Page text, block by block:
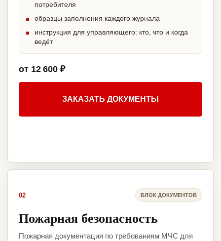
потребителя
образцы заполнения каждого журнала
инструкция для управляющего: кто, что и когда
ведёт
от 12 600 ₽
ЗАКАЗАТЬ ДОКУМЕНТЫ
02 БЛОК ДОКУМЕНТОВ
Пожарная безопасность
Пожарная документация по требованиям МЧС для